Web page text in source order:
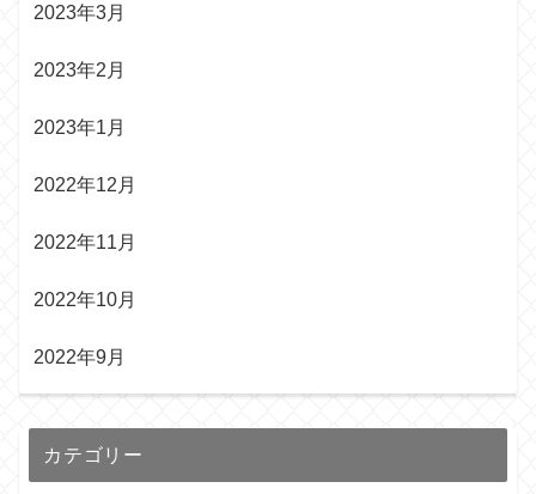
2023年3月
2023年2月
2023年1月
2022年12月
2022年11月
2022年10月
2022年9月
カテゴリー